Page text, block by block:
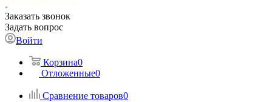
Заказать звонок
Задать вопрос
Войти
Корзина0
Отложенные0
Сравнение товаров0